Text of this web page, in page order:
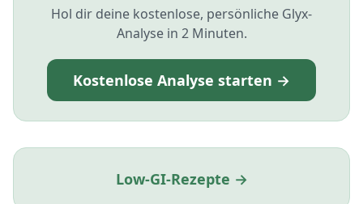
Hol dir deine kostenlose, persönliche Glyx-
Analyse in 2 Minuten.
Kostenlose Analyse starten →
Low-GI-Rezepte →